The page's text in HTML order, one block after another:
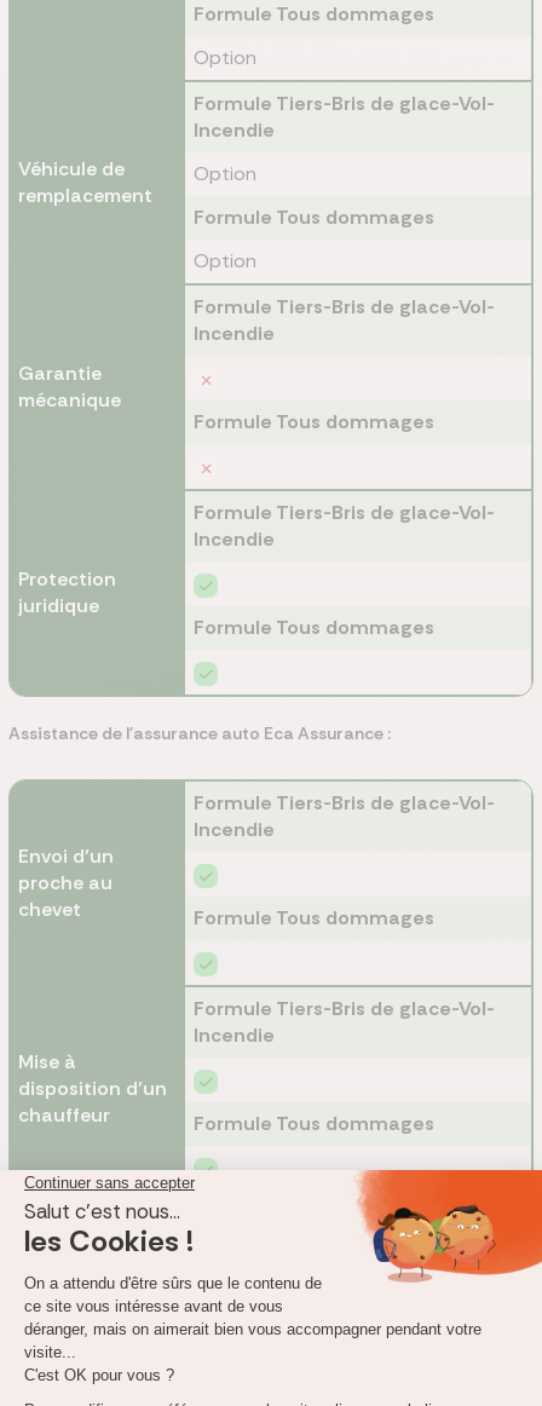
Formule Tous dommages
Option
Véhicule de
remplacement
Formule Tiers-Bris de glace-Vol-
Incendie
Option
Formule Tous dommages
Option
Garantie
mécanique
Formule Tiers-Bris de glace-Vol-
Incendie
Formule Tous dommages
Protection
juridique
Formule Tiers-Bris de glace-Vol-
Incendie
Formule Tous dommages
Assistance de l’assurance auto Eca Assurance :
Envoi d’un
proche au
chevet
Formule Tiers-Bris de glace-Vol-
Incendie
Formule Tous dommages
Mise à
disposition d’un
chauffeur
Formule Tiers-Bris de glace-Vol-
Incendie
Formule Tous dommages
Retour au
domicile
Formule Tiers-Bris de glace-Vol-
Formule Tous dommages